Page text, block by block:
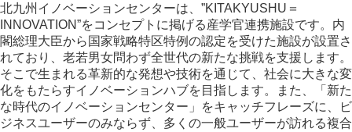
北九州イノベーションセンターは、”KITAKYUSHU＝
INNOVATION”をコンセプトに掲げる産学官連携施設です。内
閣総理大臣から国家戦略特区特例の認定を受けた施設が設置さ
れており、老若男女問わず全世代の新たな挑戦を支援します。
そこで生まれる革新的な発想や技術を通じて、社会に大きな変
化をもたらすイノベーションハブを目指します。また、「新た
な時代のイノベーションセンター」をキャッチフレーズに、ビ
ジネスユーザーのみならず、多くの一般ユーザーが訪れる複合